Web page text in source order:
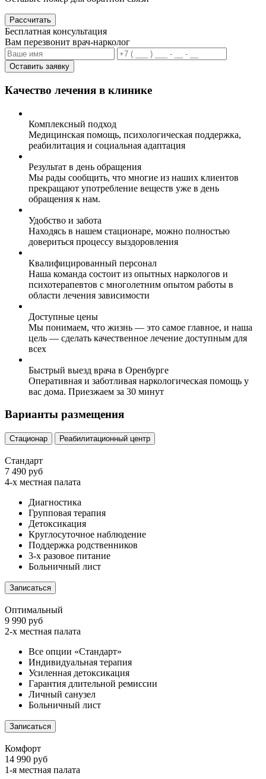
Рассчитать
Бесплатная консультация
Вам перезвонит врач-нарколог
Оставить заявку
Качество лечения в клинике
Комплексный подход
Медицинская помощь, психологическая поддержка,
реабилитация и социальная адаптация
Результат в день обращения
Мы рады сообщить, что многие из наших клиентов
прекращают употребление веществ уже в день
обращения к нам.
Удобство и забота
Находясь в нашем стационаре, можно полностью
довериться процессу выздоровления
Квалифицированный персонал
Наша команда состоит из опытных наркологов и
психотерапевтов с многолетним опытом работы в
области лечения зависимости
Доступные цены
Мы понимаем, что жизнь — это самое главное, и наша
цель — сделать качественное лечение доступным для
всех
Быстрый выезд врача в Оренбурге
Оперативная и заботливая наркологическая помощь у
вас дома. Приезжаем за 30 минут
Варианты размещения
Стационар Реабилитационный центр
Стандарт
7 490 руб
4-х местная палата
Диагностика
Групповая терапия
Детоксикация
Круглосуточное наблюдение
Поддержка родственников
3-х разовое питание
Больничный лист
Записаться
Оптимальный
9 990 руб
2-х местная палата
Все опции «Стандарт»
Индивидуальная терапия
Усиленная детоксикация
Гарантия длительной ремиссии
Личный санузел
Больничный лист
Записаться
Комфорт
14 990 руб
1-я местная палата